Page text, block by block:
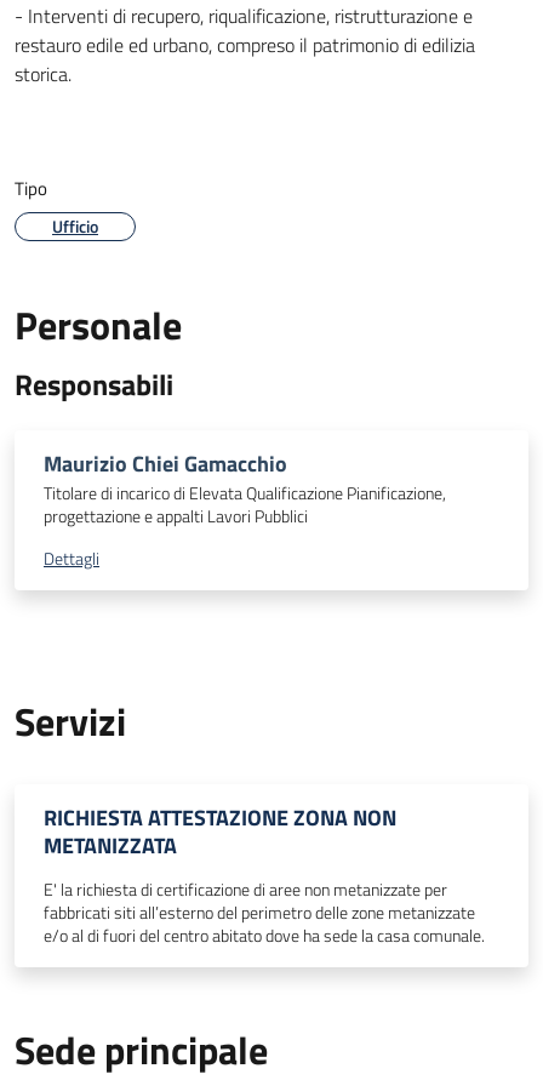
- Interventi di recupero, riqualificazione, ristrutturazione e
restauro edile ed urbano, compreso il patrimonio di edilizia
storica.
Tipo
Ufficio
Personale
Responsabili
Maurizio Chiei Gamacchio
Titolare di incarico di Elevata Qualificazione Pianificazione,
progettazione e appalti Lavori Pubblici
Dettagli
Servizi
RICHIESTA ATTESTAZIONE ZONA NON
METANIZZATA
E' la richiesta di certificazione di aree non metanizzate per
fabbricati siti all’esterno del perimetro delle zone metanizzate
e/o al di fuori del centro abitato dove ha sede la casa comunale.
Sede principale